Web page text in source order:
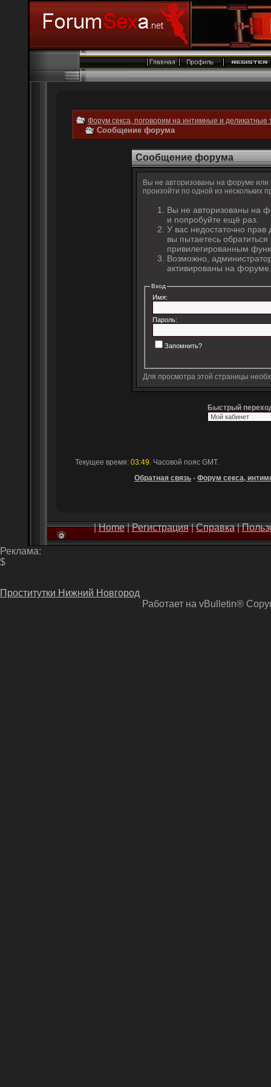
Форум секса, поговорим на интимные и деликатные
Сообщение форума
Сообщение форума
Вы не авторизованы на форуме или
произойти по одной из нескольких
Вы не авторизованы на
и попробуйте ещё раз.
У вас недостаточно
вы пытаетесь
привилегированным
Возможно,
активированы на форуме.
Вход
Имя:
Пароль:
Запомнить?
Для просмотра этой страницы
Быстрый
Текущее время: 03:49. Часовой пояс GMT.
Обратная связь - Форум секса,
|Home|Регистрация|Справка|
Реклама:
$
Проститутки Нижний Новгород
Работает на vBulletin®